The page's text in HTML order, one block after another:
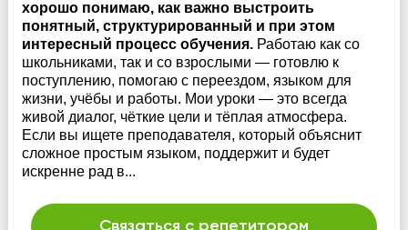
хорошо понимаю, как важно выстроить
понятный, структурированный и при этом
интересный процесс обучения. Работаю как со
школьниками, так и со взрослыми — готовлю к
поступлению, помогаю с переездом, языком для
жизни, учёбы и работы. Мои уроки — это всегда
живой диалог, чёткие цели и тёплая атмосфера.
Если вы ищете преподавателя, который объяснит
сложное простым языком, поддержит и будет
искренне рад в...
Связаться с репетитором